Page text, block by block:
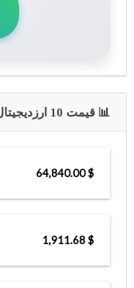
📊 قیمت 10 ارزدیجیتال برتر
$ 64,840.00
$ 1,911.68